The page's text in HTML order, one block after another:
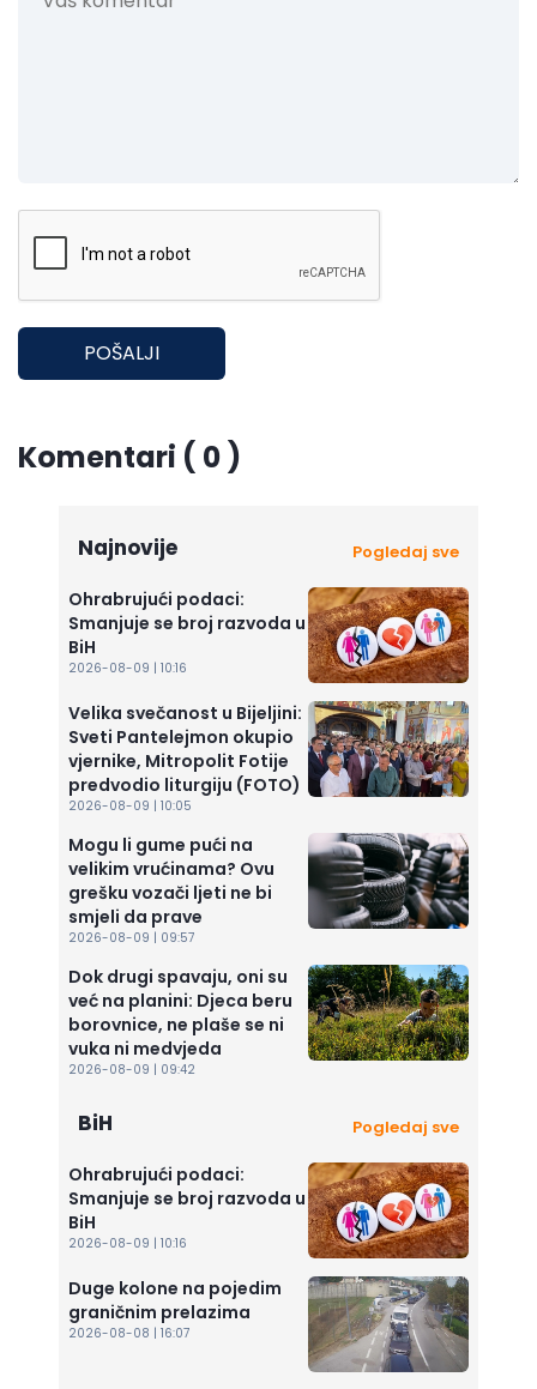
POŠALJI
Komentari ( 0 )
Najnovije Pogledaj sve
Ohrabrujući podaci:
Smanjuje se broj razvoda u
BiH
2026-08-09 | 10:16
Velika svečanost u Bijeljini:
Sveti Pantelejmon okupio
vjernike, Mitropolit Fotije
predvodio liturgiju (FOTO)
2026-08-09 | 10:05
Mogu li gume pući na
velikim vrućinama? Ovu
grešku vozači ljeti ne bi
smjeli da prave
2026-08-09 | 09:57
Dok drugi spavaju, oni su
već na planini: Djeca beru
borovnice, ne plaše se ni
vuka ni medvjeda
2026-08-09 | 09:42
BiH Pogledaj sve
Ohrabrujući podaci:
Smanjuje se broj razvoda u
BiH
2026-08-09 | 10:16
Duge kolone na pojedim
graničnim prelazima
2026-08-08 | 16:07